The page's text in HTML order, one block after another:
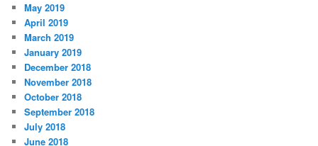
May 2019
April 2019
March 2019
January 2019
December 2018
November 2018
October 2018
September 2018
July 2018
June 2018